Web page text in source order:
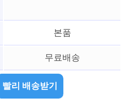
본품
무료배송
빨리 배송받기